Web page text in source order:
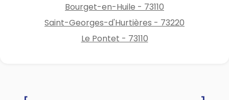
Bourget-en-Huile - 73110
Saint-Georges-d'Hurtières - 73220
Le Pontet - 73110